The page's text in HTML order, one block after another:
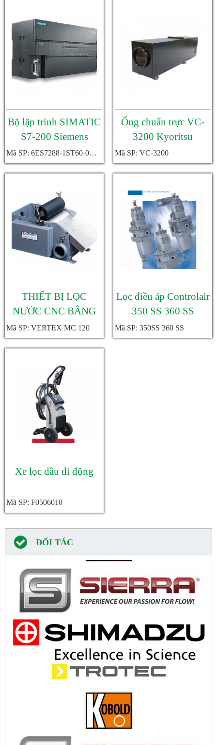
Bộ lập trình SIMATIC
S7-200 Siemens
6ES7288-1ST60-
0AA0
Mã SP: 6ES7288-1ST60-0AA0
Ống chuẩn trực VC-
3200 Kyoritsu
Mã SP: VC-3200
THIẾT BỊ LỌC
NƯỚC CNC BẰNG
TỪ TÍNH VERTEX
MC 120
Mã SP: VERTEX MC 120
Lọc điều áp Controlair
350 SS 360 SS
Mã SP: 350SS 360 SS
Xe lọc dầu di động
Mã SP: F0506010
ĐỐI TÁC